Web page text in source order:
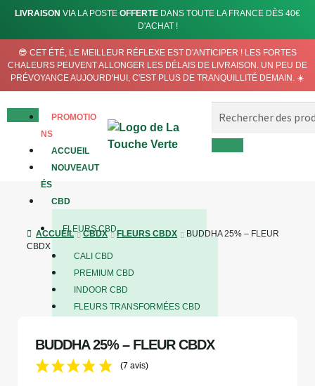
LIVRAISON VIA LA POSTE OFFERTE DANS TOUTE LA FRANCE DÈS 40€
D'ACHAT !
😎 CET ÉTÉ, LE MEILLEUR RÉFLEXE EST D'ANTICIPER ! LES FORTES
CHALEURS PEUVENT ALLONGER LES DÉLAIS DE LIVRAISON. UN PEU DE
PRÉVOYANCE AUJOURD'HUI, C'EST PLUS DE TRANQUILLITÉ DEMAIN. ☀️
PROMOTIO
NS
ACCUEIL
NOUVEAUT
ÉS
CBD
FLEURS CBD
CALI CBD
PREMIUM CBD
INDOOR CBD
FLEURS TRANSFORMÉES CBD
HUILES & GÉLULES
BONBONS CBD
ACCUEIL CBDX FLEURS CBDX
BUDDHA 25% – FLEUR
CBDX
RUPTURE DE STOCK
BUDDHA 25% – FLEUR CBDX
(7 avis)